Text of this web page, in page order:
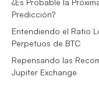
Predicción?
Entendiendo el Ratio
Perpetuos de BTC
Repensando las
Jupiter Exchange